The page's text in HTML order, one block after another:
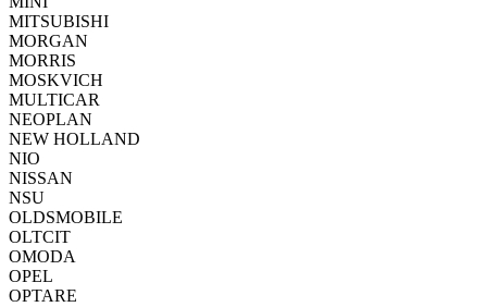
MITSUBISHI
MORGAN
MORRIS
MOSKVICH
MULTICAR
NEOPLAN
NEW HOLLAND
NIO
NISSAN
NSU
OLDSMOBILE
OLTCIT
OMODA
OPEL
OPTARE